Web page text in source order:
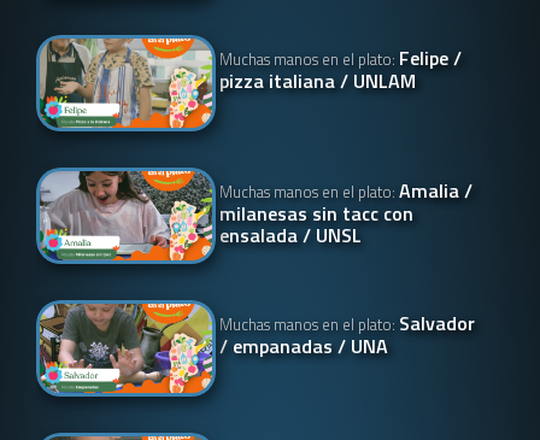
Muchas manos en el plato: Felipe /
pizza italiana / UNLAM
Muchas manos en el plato:Amalia /
milanesas sin tacc con
ensalada / UNSL
Muchas manos en el plato: Salvador
/ empanadas / UNA